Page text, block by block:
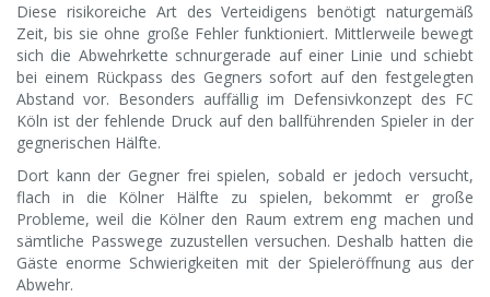
Diese risikoreiche Art des Verteidigens benötigt naturgemäß
Zeit, bis sie ohne große Fehler funktioniert. Mittlerweile bewegt
sich die Abwehrkette schnurgerade auf einer Linie und schiebt
bei einem Rückpass des Gegners sofort auf den festgelegten
Abstand vor. Besonders auffällig im Defensivkonzept des FC
Köln ist der fehlende Druck auf den ballführenden Spieler in der
gegnerischen Hälfte.
Dort kann der Gegner frei spielen, sobald er jedoch versucht,
flach in die Kölner Hälfte zu spielen, bekommt er große
Probleme, weil die Kölner den Raum extrem eng machen und
sämtliche Passwege zuzustellen versuchen. Deshalb hatten die
Gäste enorme Schwierigkeiten mit der Spieleröffnung aus der
Abwehr.